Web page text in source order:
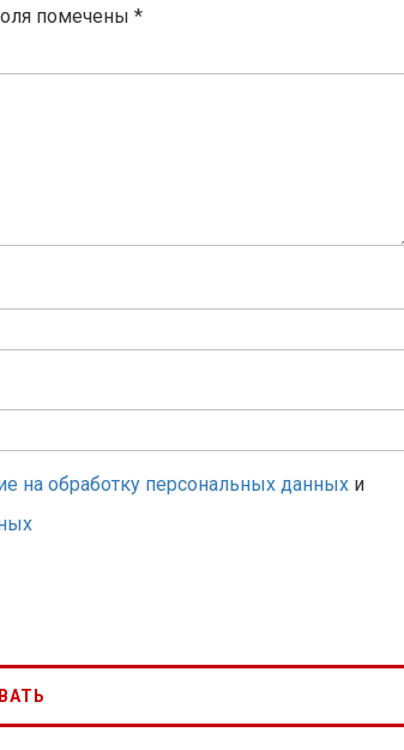
помечены *
на обработку персональных данных и